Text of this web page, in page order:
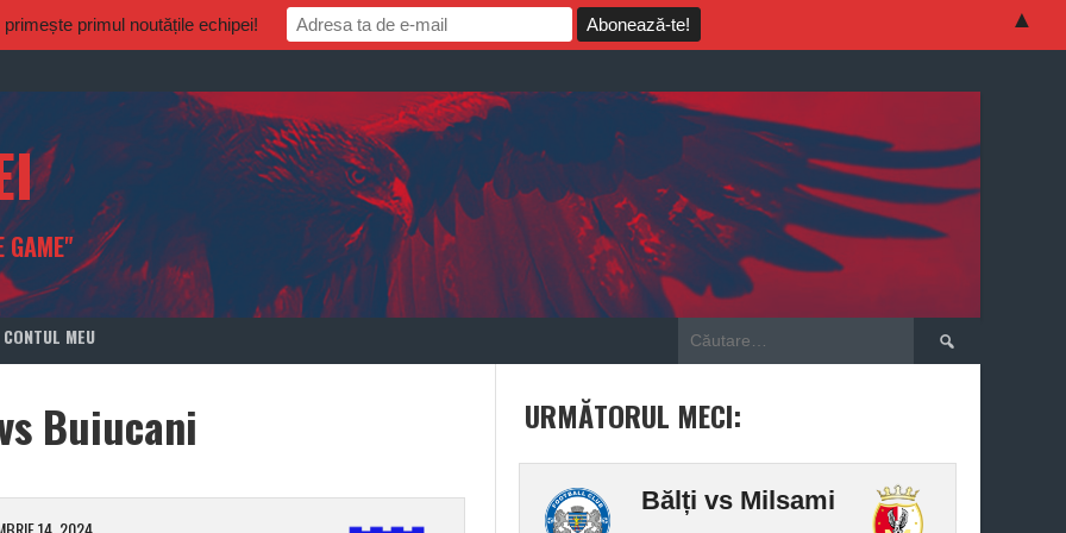
GAME"
CONTUL MEU
Caută
după:
Buiucani URMĂTORUL MECI:
Bălți vs Milsami
primul noutățile echipei! ▲